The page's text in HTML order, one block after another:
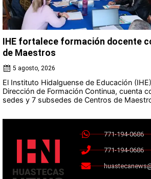
IHE fortalece formación docente
de Maestros
5 agosto, 2026
El Instituto Hidalguense de Educación
Dirección de Formación Continua, cuenta
sedes y 7 subsedes de Centros de
771-194-0686
771-194-0686